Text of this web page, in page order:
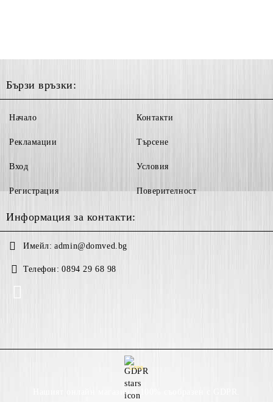
Бързи връзки:
Начало
Рекламации
Вход
Регистрация
Контакти
Търсене
Условия
Поверителност
Информация за контакти:
Имейл: admin@domved.bg
Телефон: 0894 29 68 98
GDPR
Нашият онлайн магазин е 100% съобразен с GDPR.